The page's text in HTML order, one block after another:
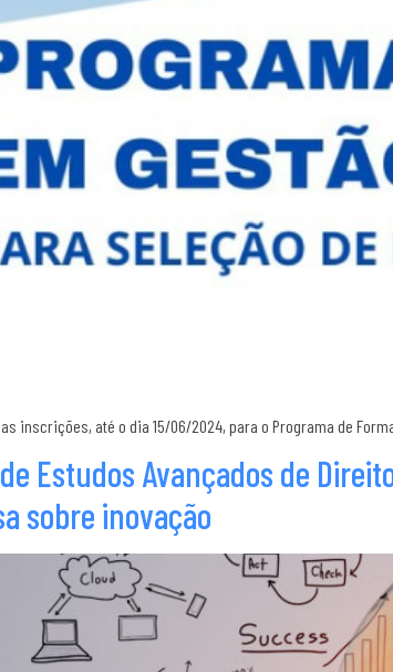
inscrições, até o dia 15/06/2024, para o Programa de
Estudos Avançados de
sobre inovação